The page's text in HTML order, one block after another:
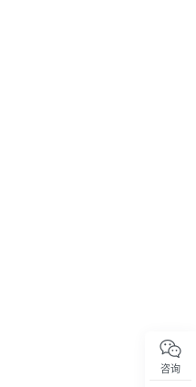
咨询